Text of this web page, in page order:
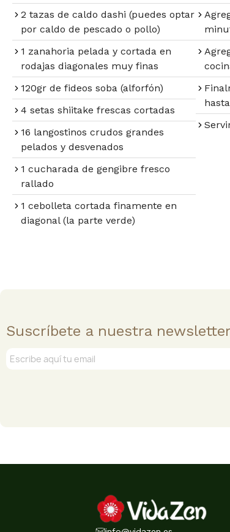
2 tazas de caldo dashi (puedes optar
por caldo de pescado o pollo)
1 zanahoria pelada y cortada en
rodajas diagonales muy finas
120gr de fideos soba (alforfón)
4 setas shiitake frescas cortadas
16 langostinos crudos grandes
pelados y desvenados
1 cucharada de gengibre fresco
rallado
1 cebolleta cortada finamente en
diagonal (la parte verde)
Suscríbete a nuestra newsletter